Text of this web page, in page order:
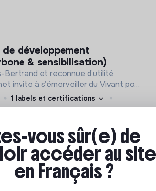
& sensibilisation)
Bertrand et reconnue d’utilité
invite à s’émerveiller du Vivant pour
1 labels et certifications
plus)
vous sûr(e) de
accéder au site
en Français ?